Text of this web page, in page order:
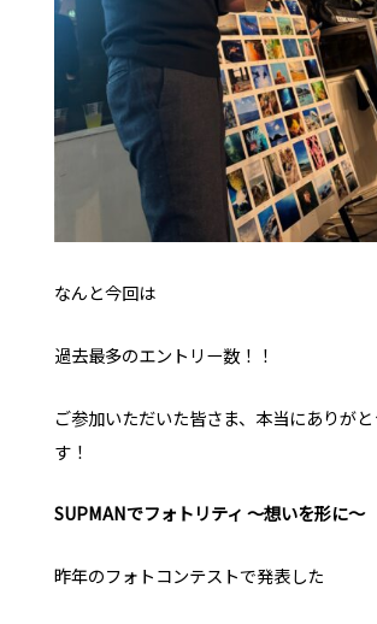
なんと今回は
過去最多のエントリー数！！
ご参加いただいた皆さま、本当にありが
す！
SUPMANでフォトリティ 〜想いを形に〜
昨年のフォトコンテストで発表した